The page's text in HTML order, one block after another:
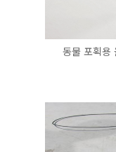
동물 포획